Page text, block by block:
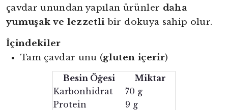
çavdar unundan yapılan ürünler daha
yumuşak ve lezzetlibir dokuya sahip olur.
İçindekiler
Tam çavdar unu (gluten içerir)
Besin Öğesi
Miktar
Karbonhidrat
70 g
Protein
9 g